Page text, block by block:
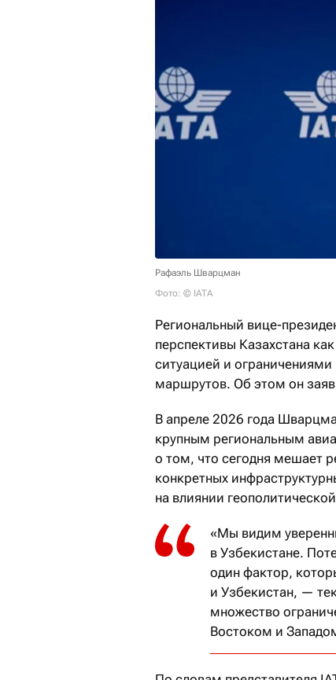
Рафаэль Шварцман
Фото: © IATA
Региональный вице-
перспективы Казахстана
ситуацией и
маршрутов. Об этом он
В апреле 2026 года
крупным региональным
о том, что сегодня мешает
конкретных
на влиянии
«Мы видим
в Узбекистане.
один фактор,
и Узбекистан, —
множество
Востоком и